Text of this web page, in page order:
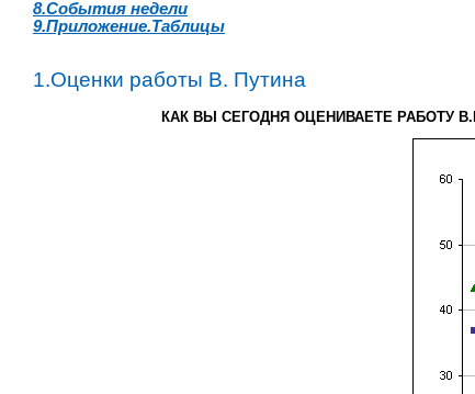
8.События недели
9.Приложение.Таблицы
1.Оценки работы В. Путина
КАК ВЫ СЕГОДНЯ ОЦЕНИВАЕТЕ РАБОТУ